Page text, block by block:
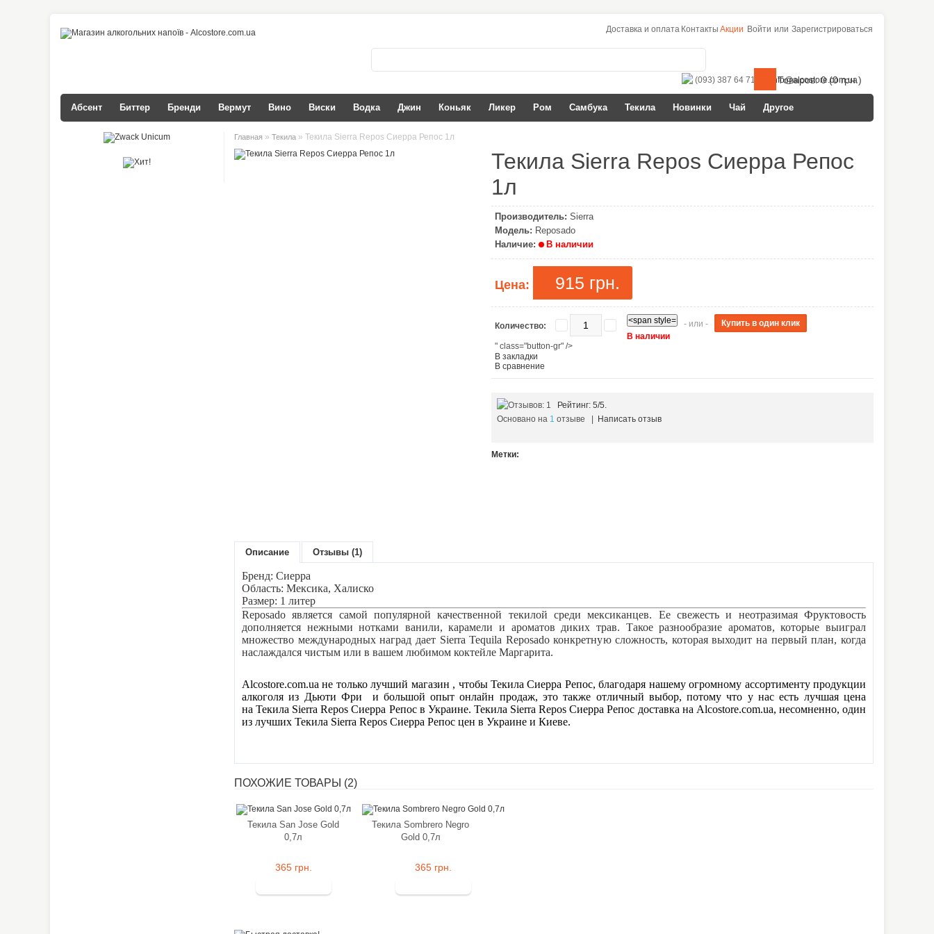
Доставка и оплата Контакты Акции Войти или Зарегистрироваться
(093) 387 64 71 info@alcostore.com.ua
Товаров: 0 (0 грн.)
Абсент Биттер Бренди Вермут Вино Виски Водка Джин Коньяк Ликер Ром Самбука Текила Новинки Чай Другое
Главная » Текила » Текила Sierra Repos Сиерра Репос 1л
Текила Sierra Repos Сиерра Репос
1л
Производитель: Sierra
Модель: Reposado
Наличие:
В наличии
Цена: 915 грн.
Количество:
В наличии
" class="button-gr" />
- или -
В закладки
В сравнение
Рейтинг: 5/5.
Основано на 1 отзыве | Написать отзыв
Метки:
Описание Отзывы (1)
Бренд: Сиерра
Область: Мексика, Халиско
Размер: 1 литер
Reposado является самой популярной качественной текилой среди мексиканцев. Ее свежесть и неотразимая Фруктовость
дополняется нежными нотками ванили, карамели и ароматов диких трав. Такое разнообразие ароматов, которые выиграл
множество международных наград дает Sierra Tequila Reposado конкретную сложность, которая выходит на первый план, когда
наслаждался чистым или в вашем любимом коктейле Маргарита.
Alcostore.com.ua не только лучший магазин , чтобы Текила Сиерра Репос, благодаря нашему огромному ассортименту продукции
алкоголя из Дьюти Фри и большой опыт онлайн продаж, это также отличный выбор, потому что у нас есть лучшая цена
на Текила Sierra Repos Сиерра Репос в Украине. Текила Sierra Repos Сиерра Репос доставка на Alcostore.com.ua, несомненно, один
из лучших Текила Sierra Repos Сиерра Репос цен в Украине и Киеве.
ПОХОЖИЕ ТОВАРЫ (2)
Текила San Jose Gold
0,7л
365 грн.
Текила Sombrero Negro
Gold 0,7л
365 грн.